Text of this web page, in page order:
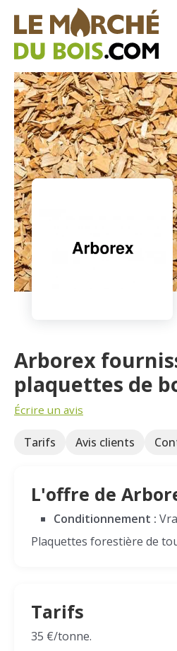
CHAUFFAGE AU BOIS
FAQ
CALCULER SA
TROUVER SON FOURNISSEUR
BLOG
ESPACE PRO
Arborex
plaquettes de
Écrire un avis
Tarifs Avis clients
L'offre de
Conditionnement :
Plaquettes forestière de
Tarifs
35 €/tonne.